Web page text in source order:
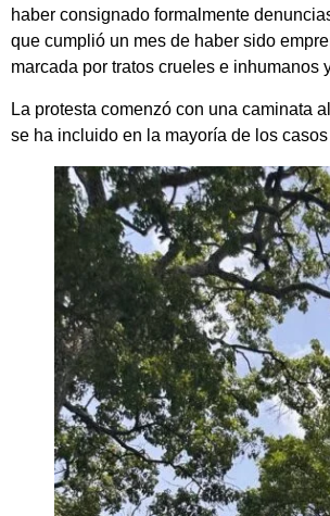
haber consignado formalmente
que cumplió un mes de haber sido
marcada por tratos crueles e
La protesta comenzó con una caminata
se ha incluido en la mayoría de los